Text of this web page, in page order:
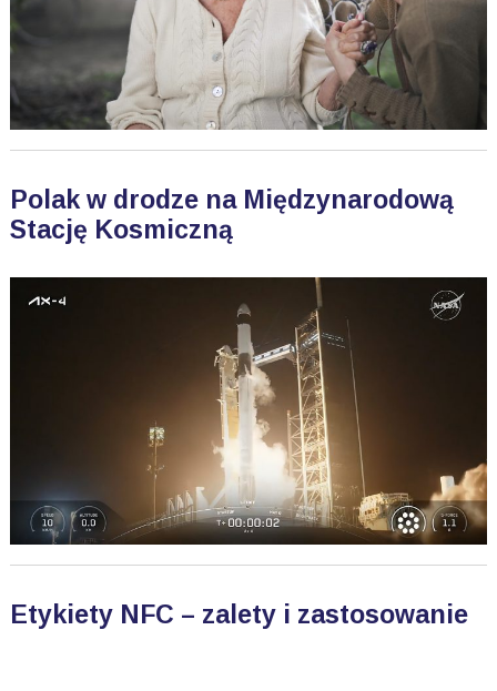
Polak w drodze na Międzynarodową
Stację Kosmiczną
Etykiety NFC – zalety i zastosowanie